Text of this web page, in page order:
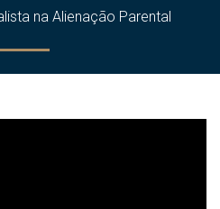
na Alienação Parental